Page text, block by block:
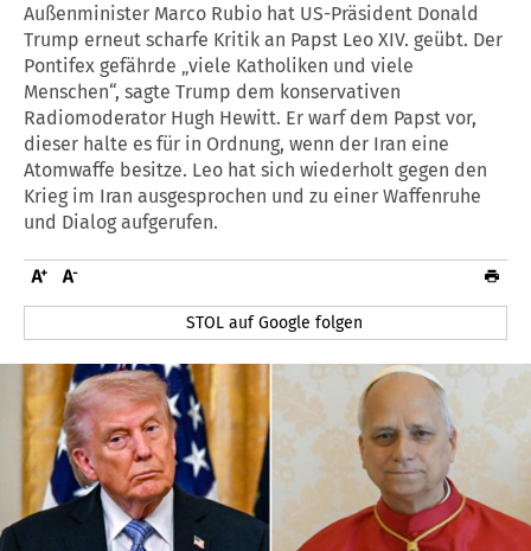
Außenminister Marco Rubio hat US-Präsident Donald
Trump erneut scharfe Kritik an Papst Leo XIV. geübt. Der
Pontifex gefährde „viele Katholiken und viele
Menschen“, sagte Trump dem konservativen
Radiomoderator Hugh Hewitt. Er warf dem Papst vor,
dieser halte es für in Ordnung, wenn der Iran eine
Atomwaffe besitze. Leo hat sich wiederholt gegen den
Krieg im Iran ausgesprochen und zu einer Waffenruhe
und Dialog aufgerufen.
STOL auf Google folgen